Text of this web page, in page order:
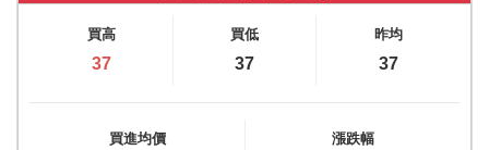
買高
37
買低
37
昨均
37
買進均價 漲跌幅